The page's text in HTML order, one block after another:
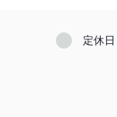
定休日